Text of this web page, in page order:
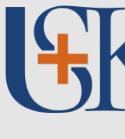
Перейти
вмісту